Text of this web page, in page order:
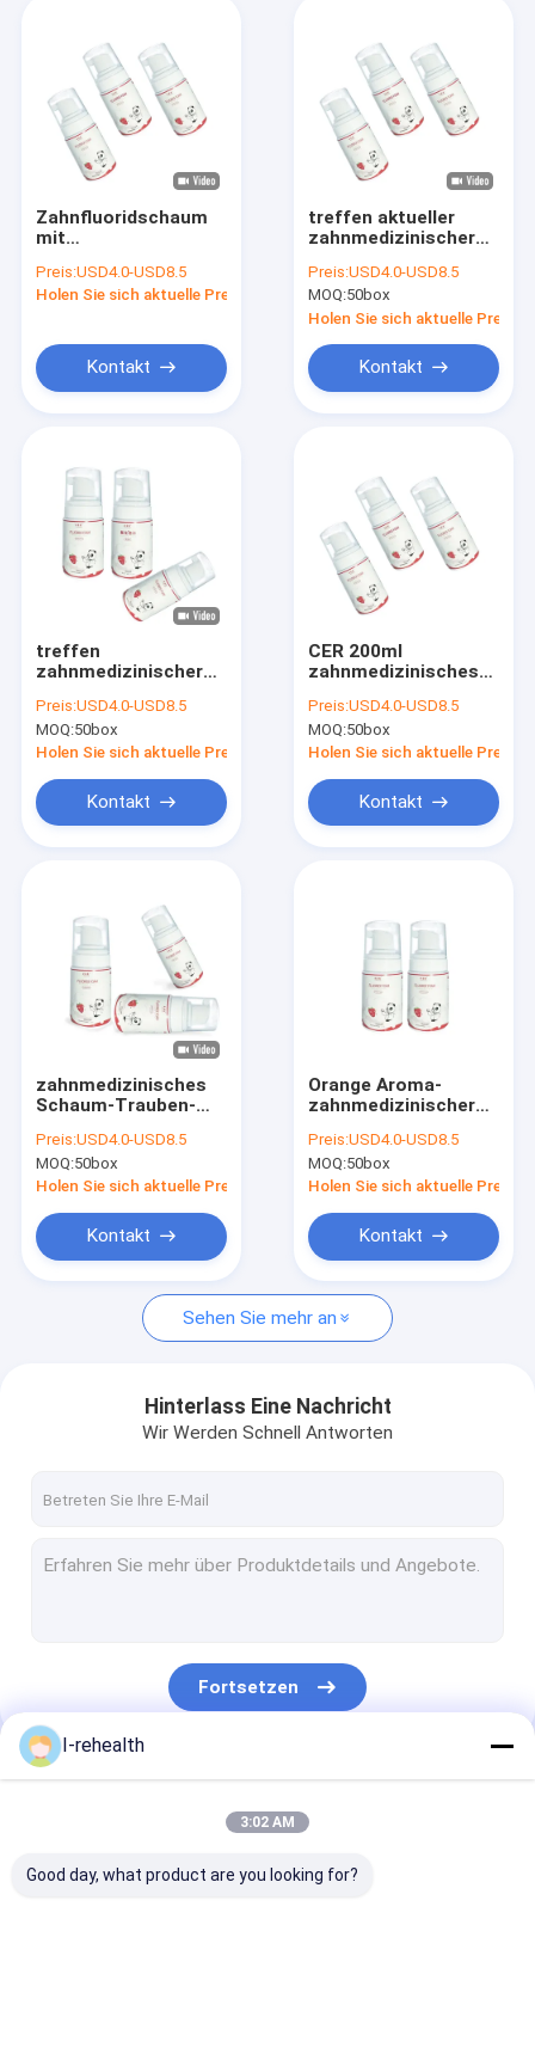
Über uns
Werksbesichtigung
Neuigkeiten
Zahnmedizinischer Fluorid-Lack
Natriumfluorid-Lack
Pädiatrischer Fluorid-Lack
Zahnmedizinischer Lack für empfindliche Zähne
Zähne lackieren Schutz
Fluorid-Dichtungsmittel
Pit And Fissure Sealant
Zahnfluoridschaum
mit
enthält 1,23 % Fluorid
mit 125 ml
Preis:USD4.0-USD8.5
Holen Sie sich aktuelle Preis
Kontakt
treffen aktueller
zahnmedizinischer
125ml auf Zähne
zweimal täglich zu
Preis:USD4.0-USD8.5
MOQ:50box
Holen Sie sich aktuelle Preis
Kontakt
treffen
zahnmedizinischer
125ml auf Zähne
zweimal täglich
Berufszahnpflege zu
Preis:USD4.0-USD8.5
MOQ:50box
Holen Sie sich aktuelle Preis
Kontakt
CER 200ml
zahnmedizinisches
Erdbeeraroma für
empfindliche Zähne
Preis:USD4.0-USD8.5
MOQ:50box
Holen Sie sich aktuelle Preis
Kontakt
zahnmedizinisches
Schaum-Trauben-
200ml für schlechte
Zähne mit ISO
Preis:USD4.0-USD8.5
MOQ:50box
Holen Sie sich aktuelle Preis
Kontakt
Orange Aroma-
zahnmedizinischer
125ml für
Kinderzähne
Preis:USD4.0-USD8.5
MOQ:50box
Holen Sie sich aktuelle Preis
Kontakt
Sehen Sie mehr an
Hinterlass Eine Nachricht
Wir Werden Schnell Antworten
Fortsetzen
Unsere Kategorien
I-rehealth
3:02 AM
Good day, what product are you looking for?